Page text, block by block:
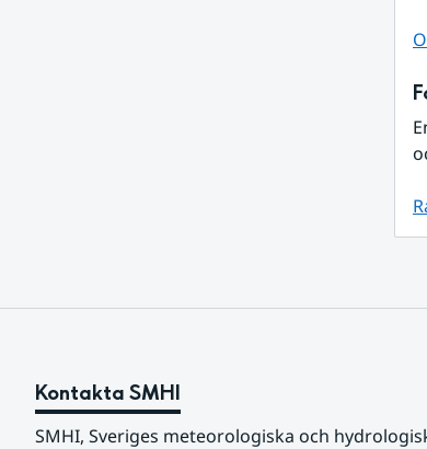
Kontakta SMHI
SMHI, Sveriges meteorologiska och